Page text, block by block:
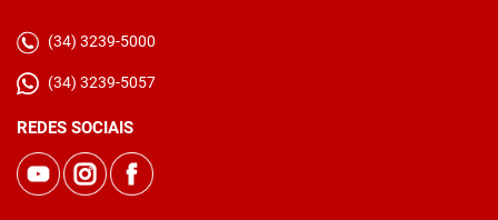
(34) 3239-5000
(34) 3239-5057
REDES SOCIAIS